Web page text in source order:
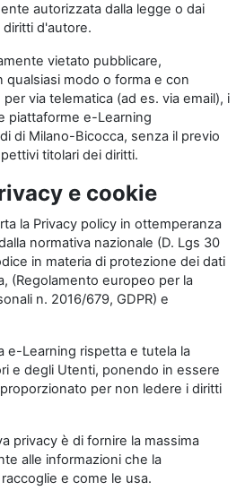
autorizzata dalla legge o dai
d'autore.
vietato pubblicare,
modo o forma e con
via telematica (ad es. via email), i
piattaforme e-Learning
di Milano-Bicocca, senza il previo
titolari dei diritti.
e cookie
la Privacy policy in ottemperanza
normativa nazionale (D. Lgs 30
in materia di protezione dei dati
(Regolamento europeo per la
n. 2016/679, GDPR) e
e-Learning rispetta e tutela la
e degli Utenti, ponendo in essere
per non ledere i diritti
privacy è di fornire la massima
alle informazioni che la
e come le usa.